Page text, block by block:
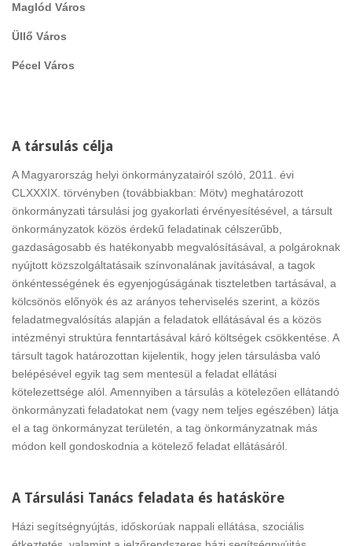
Maglód Város
Üllő Város
Pécel Város
A társulás célja
A Magyarország helyi önkormányzatairól szóló, 2011. évi
CLXXXIX. törvényben (továbbiakban: Mötv) meghatározott
önkormányzati társulási jog gyakorlati érvényesítésével, a társult
önkormányzatok közös érdekű feladatinak célszerűbb,
gazdaságosabb és hatékonyabb megvalósításával, a polgároknak
nyújtott közszolgáltatásaik színvonalának javításával, a tagok
önkéntességének és egyenjogúságának tiszteletben tartásával, a
kölcsönös előnyök és az arányos teherviselés szerint, a közös
feladatmegvalósítás alapján a feladatok ellátásával és a közös
intézményi struktúra fenntartásával káró költségek csökkentése. A
társult tagok határozottan kijelentik, hogy jelen társulásba való
belépésével egyik tag sem mentesül a feladat ellátási
kötelezettsége alól. Amennyiben a társulás a kötelezően ellátandó
önkormányzati feladatokat nem (vagy nem teljes egészében) látja
el a tag önkormányzat területén, a tag önkormányzatnak más
módon kell gondoskodnia a kötelező feladat ellátásáról.
A Társulási Tanács feladata és hatásköre
Házi segítségnyújtás, időskorúak nappali ellátása, szociális